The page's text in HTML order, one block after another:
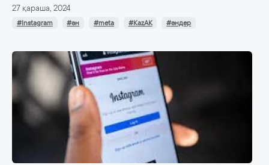
27 қараша, 2024
#Instagram #ән #meta #KazAK #әндер